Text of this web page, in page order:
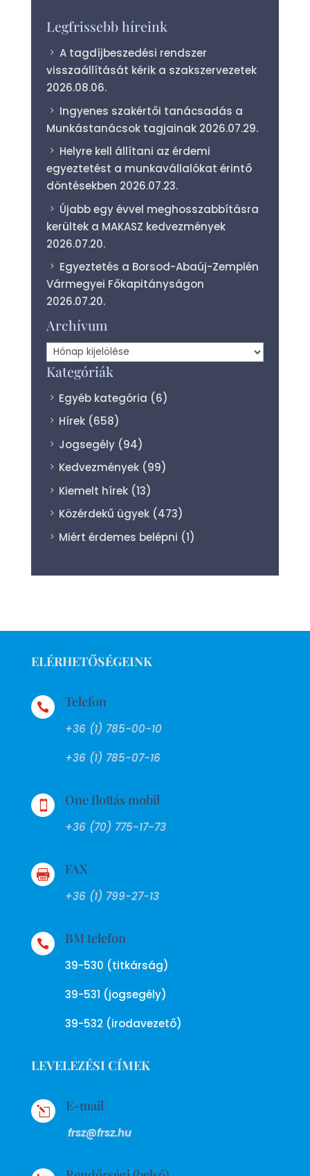
Legfrissebb híreink
A tagdíjbeszedési rendszer
visszaállítását kérik a szakszervezetek
2026.08.06.
Ingyenes szakértői tanácsadás a
Munkástanácsok tagjainak 2026.07.29.
Helyre kell állítani az érdemi
egyeztetést a munkavállalókat érintő
döntésekben 2026.07.23.
Újabb egy évvel meghosszabbításra
kerültek a MAKASZ kedvezmények
2026.07.20.
Egyeztetés a Borsod-Abaúj-Zemplén
Vármegyei Főkapitányságon
2026.07.20.
Archívum
Archívum
Kategóriák
Egyéb kategória (6)
Hírek (658)
Jogsegély (94)
Kedvezmények (99)
Kiemelt hírek (13)
Közérdekű ügyek (473)
Miért érdemes belépni (1)
ELÉRHETŐSÉGEINK
 Telefon
+36 (1) 785-00-10
+36 (1) 785-07-16
 One flottás mobil
+36 (70) 775-17-73
 FAX
+36 (1) 799-27-13
 BM telefon
39-530 (titkárság)
39-531 (jogsegély)
39-532 (irodavezető)
LEVELEZÉSI CÍMEK
l E-mail
frsz@frsz.hu